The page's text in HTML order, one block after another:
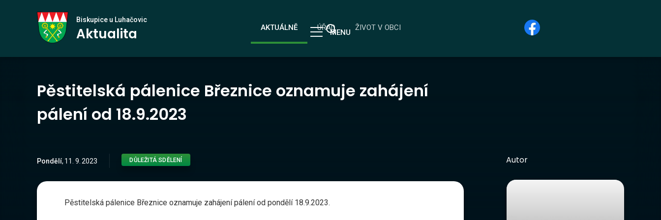
Biskupice
u Luhačovic
AKTUÁLNĚ ÚŘAD ŽIVOT V OBCI
MENU
Biskupice u Luhačovic
Aktualita
Pěstitelská pálenice Březnice oznamuje zahájení
pálení od 18.9.2023
Pondělí, 11 9 2023 DŮLEŽITÁ SDĚLENÍ
Pěstitelská pálenice Březnice oznamuje zahájení pálení od pondělí 18.9.2023.
Autor